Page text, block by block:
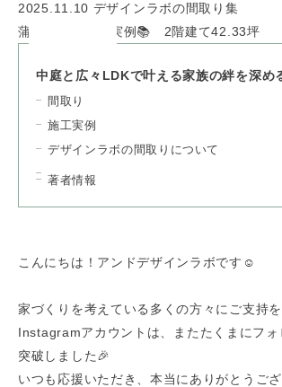
2025.11.10 デザインラボの間取り集
蒲郡市の間取り実例📚 2階建て42.33坪
中庭と広々LDKで叶える家族の絆を深め
間取り
施工実例
デザインラボの間取りについて
著者情報
こんにちは！アンドデザインラボです☺
家づくりを考えている多くの方々にご支持
Instagramアカウントは、またたくまにフ
突破しました🎉
いつも応援いただき、本当にありがとうござ